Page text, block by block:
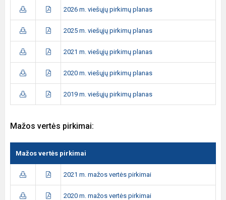
2026 m. viešųjų pirkimų planas
2025 m. viešųjų pirkimų planas
2021 m. viešųjų pirkimų planas
2020 m. viešųjų pirkimų planas
2019 m. viešųjų pirkimų planas
Mažos vertės pirkimai:
Mažos vertės pirkimai
2021 m. mažos vertės pirkimai
2020 m. mažos vertės pirkimai